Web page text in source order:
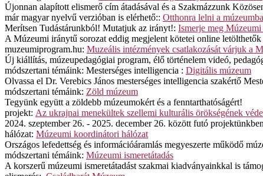
Újonnan alapított elismerő cím átadásával és a Szakmázzunk
már magyar nyelvű verzióban is elérhető:: Otthonra lelni a
Merítsen Tudástárunkból! Mutatjuk az irányt!: Ismerje meg
A Múzeumi iránytű sorozat eddig megjelent kötetei online
muzeumiprogram.hu: Muzeális intézmények csatlakozását várjuk a
Új kiállítás, múzeupedagógiai program, élő történelem videó,
módszertani témáink: Mesterséges intelligencia : Digitális múzeum
Olvassa el Dr. Verebics János mesterséges intelligencia szakértő
módszertani témáink: Zöld múzeum
Tegyünk együtt a zöldebb múzeumokért és a fenntarthatóságért!
projekt: Az ukrajnai menekültek szellemi kulturális örökségének
2024. szeptember 26. - 2025. december 26. között futó
hálózat: Múzeumi koordinátori hálózat
Országos lefedettség és információáramlás megyeszerte működő
módszertani témáink: Múzeumi ismeretátadás
A korszerű múzeumi ismeretátadást szakmai kiadványainkkal is